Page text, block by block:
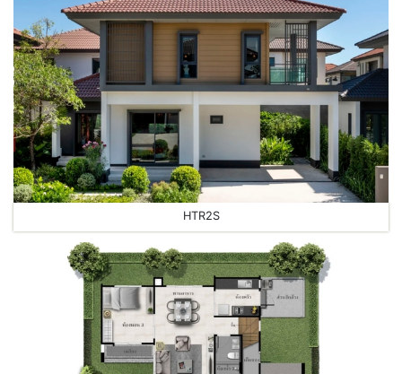
HTR2S